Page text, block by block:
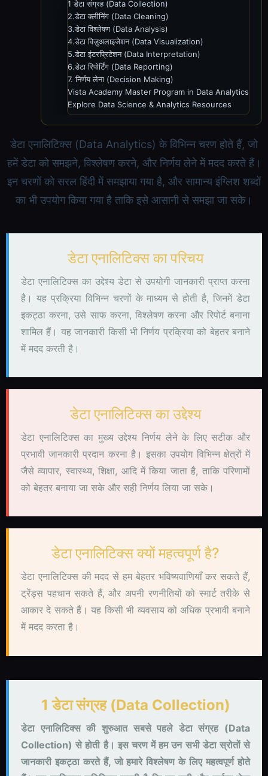
1 डेटा संग्रह (Data Collection)
2.डेटा क्लीनिंग (Data Cleaning)
3.डेटा विश्लेषण (Data Analysis)
4.डेटा विज़ुअलाइजेशन (Data Visualization)
5.डेटा इंटरप्रिटेशन (Data Interpretation)
6.डेटा रिपोर्टिंग (Data Reporting)
7. निर्णय लेना (Decision Making)
Vista Academy Master Program in Data Analytics
Explore Data Science & Analytics Resources
डेटा एनालिटिक्स (Data Analytics) के विभिन्न चरण होते हैं, जो
हमें डेटा को समझने, विश्लेषण करने, और निर्णय लेने में मदद करते हैं।
इन चरणों को सरल हिंदी में समझाया गया है, और सामान्य इंग्लिश शब्दों
का भी उपयोग किया गया है ताकि इसे आसानी से समझा जा सके।
डेटा एनालिटिक्स का परिचय
डेटा एनालिटिक्स का उद्देश्य डेटा से उपयोगी जानकारी प्राप्त करना
है। यह प्रक्रिया विभिन्न चरणों के माध्यम से होती है, जिनमें डेटा
इकट्ठा करना, उसे साफ करना, विश्लेषण करना और रिपोर्ट बनाना
शामिल हैं। यह जानकारी किसी भी निर्णय प्रक्रिया को बेहतर बनाने
में मदद करती है।
डेटा एनालिटिक्स का उद्देश्य
डेटा एनालिटिक्स का मुख्य उद्देश्य निर्णय लेने के लिए सटीक और
प्रभावी जानकारी प्रदान करना है। इसका उपयोग विभिन्न क्षेत्रों में
जैसे व्यापार, स्वास्थ्य, शिक्षा, आदि में किया जाता है, ताकि परिणामों
को बेहतर बनाया जा सके और सही निर्णय लिया जा सके।
डेटा एनालिटिक्स क्यों महत्वपूर्ण है?
डेटा एनालिटिक्स की मदद से हम बेहतर भविष्यवाणियाँ कर सकते हैं,
ट्रेंड्स पहचान सकते हैं, और अपनी रणनीतियों को स्मार्ट तरीके से
आकार दे सकते हैं। यह किसी भी व्यवसाय को अधिक प्रभावी बनाने
में मदद करता है।
1 डेटा संग्रह (Data Collection)
डेटा एनालिटिक्स की शुरुआत सबसे पहले डेटा संग्रह (Data
Collection) से होती है। इस चरण में हम उन सभी डेटा स्रोतों से
जानकारी इकट्ठा करते हैं, जो हमारे विश्लेषण के लिए महत्वपूर्ण होते